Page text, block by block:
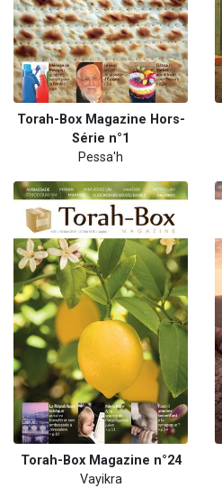
Torah-Box Magazine Hors-
Série n°1
Pessa'h
Torah-Box Magazine n°24
Vayikra